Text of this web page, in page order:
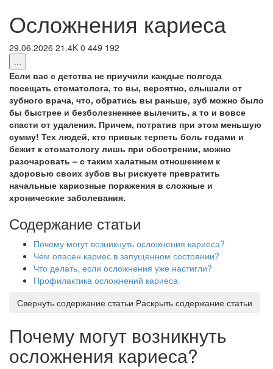
Осложнения кариеса
29.06.2026 21.4K 0 449 192
...
Если вас с детства не приучили каждые полгода
посещать стоматолога, то вы, вероятно, слышали от
зубного врача, что, обратись вы раньше, зуб можно было
бы быстрее и безболезненнее вылечить, а то и вовсе
спасти от удаления. Причем, потратив при этом меньшую
сумму! Тех людей, кто привык терпеть боль годами и
бежит к стоматологу лишь при обострении, можно
разочаровать – с таким халатным отношением к
здоровью своих зубов вы рискуете превратить
начальные кариозные поражения в сложные и
хронические заболевания.
Содержание статьи
Почему могут возникнуть осложнения кариеса?
Чем опасен кариес в запущенном состоянии?
Что делать, если осложнения уже настигли?
Профилактика осложнений кариеса
Свернуть содержание статьи Раскрыть содержание статьи
Почему могут возникнуть
осложнения кариеса?